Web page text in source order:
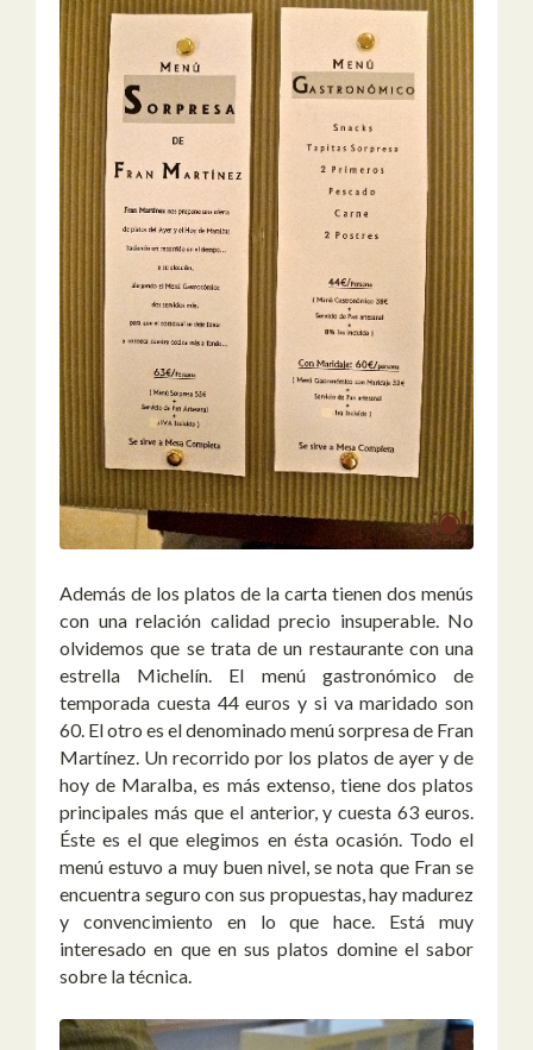
Además de los platos de la carta tienen dos menús
con una relación calidad precio insuperable. No
olvidemos que se trata de un restaurante con una
estrella Michelín. El menú gastronómico de
temporada cuesta 44 euros y si va maridado son
60. El otro es el denominado menú sorpresa de Fran
Martínez. Un recorrido por los platos de ayer y de
hoy de Maralba, es más extenso, tiene dos platos
principales más que el anterior, y cuesta 63 euros.
Éste es el que elegimos en ésta ocasión. Todo el
menú estuvo a muy buen nivel, se nota que Fran se
encuentra seguro con sus propuestas, hay madurez
y convencimiento en lo que hace. Está muy
interesado en que en sus platos domine el sabor
sobre la técnica.